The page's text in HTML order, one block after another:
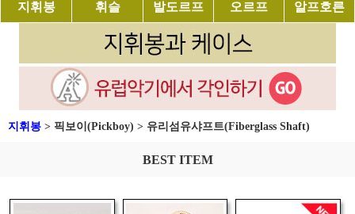
지휘봉 휘슬 발도르프 오르프 알프호른
지휘봉 > 픽보이(Pickboy) > 유리섬유샤프트(Fiberglass Shaft)
BEST ITEM